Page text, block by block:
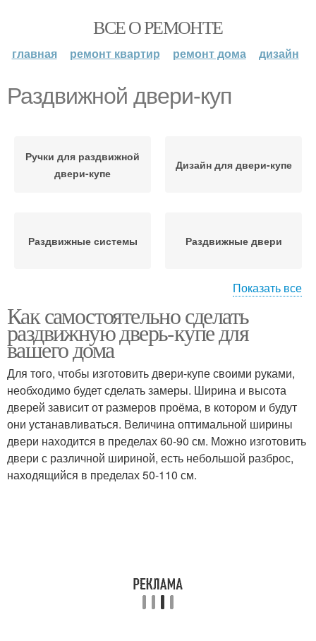
ВСЕ О РЕМОНТЕ
главная ремонт квартир ремонт дома дизайн
Раздвижной двери-куп
Ручки для раздвижной
двери-купе
Дизайн для двери-купе
Раздвижные системы Раздвижные двери
раздвижной двери-купе
Показать все
Как самостоятельно сделать
раздвижную дверь-купе для
вашего дома
Для того, чтобы изготовить двери-купе своими руками,
необходимо будет сделать замеры. Ширина и высота
дверей зависит от размеров проёма, в котором и будут
они устанавливаться. Величина оптимальной ширины
двери находится в пределах 60-90 см. Можно изготовить
двери с различной шириной, есть небольшой разброс,
находящийся в пределах 50-110 см.